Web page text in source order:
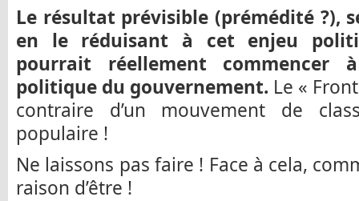
Le résultat prévisible (prémédité ?),
en le réduisant à cet enjeu
pourrait réellement
politique du gouvernement. Le «
contraire d’un mouvement de
populaire !
Ne laissons pas faire ! Face à cela,
raison d’être !